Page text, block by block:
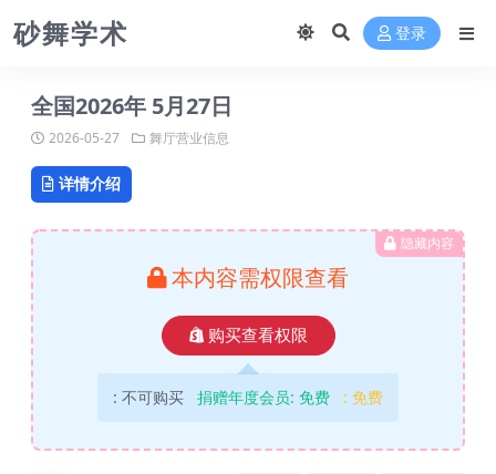
砂舞学术 登录
全国2026年 5月27日
2026-05-27 舞厅营业信息
详情介绍
隐藏内容
本内容需权限查看
购买查看权限
: 不可购买 捐赠年度会员: 免费 : 免费